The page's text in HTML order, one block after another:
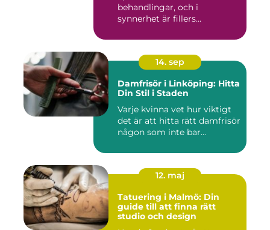
behandlingar, och i
synnerhet är fillers...
14. sep
Damfrisör i Linköping: Hitta
Din Stil i Staden
Varje kvinna vet hur viktigt
det är att hitta rätt damfrisör
någon som inte bar...
12. maj
Tatuering i Malmö: Din
guide till att finna rätt
studio och design